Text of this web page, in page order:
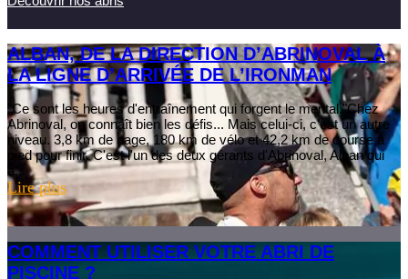
ALBAN, DE LA DIRECTION D’ABRINOVAL À
LA LIGNE D’ARRIVÉE DE L’IRONMAN
"Ce sont les heures d'entraînement qui forgent le mental."Chez
Abrinoval, on connaît bien les défis... Mais celui-ci, c'est un autre
niveau. 3,8 km de nage, 180 km de vélo et 42,2 km de course à
pied pour finir. C'est l'un des deux gérants d'Abrinoval, Alban qui
a...
Lire plus
COMMENT UTILISER VOTRE ABRI DE
PISCINE ?